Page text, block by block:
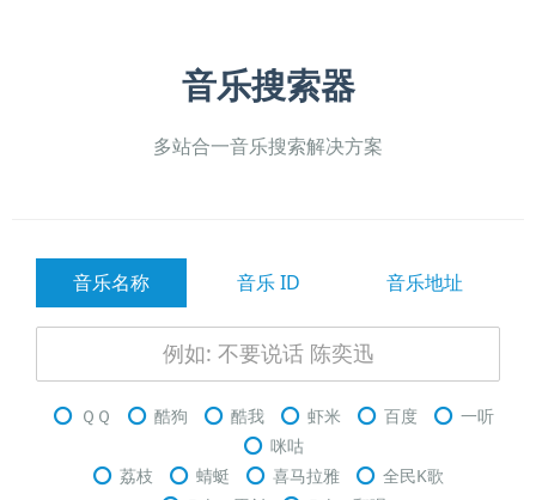
音乐搜索器
多站合一音乐搜索解决方案
音乐名称 音乐 ID 音乐地址
ＱＱ 酷狗 酷我 虾米 百度
一听
咪咕
荔枝
蜻蜓 喜马拉雅
全民K歌